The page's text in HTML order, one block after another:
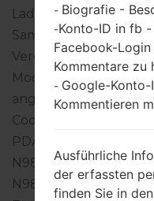
Laden Sie das
Samsung Galaxy
Vergessen Sie
Modellnummer
angegebenen SM-
Code BOG ist für
PDA-Version
- Biografie -
-Konto-ID in fb
Facebook-
Kommentare zu
- Google-Konto-
Kommentieren
Ausführliche
der erfassten
finden Sie in